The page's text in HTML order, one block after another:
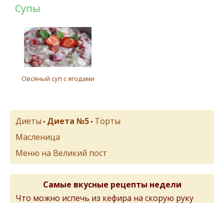
Супы
Овсяный суп с ягодами
Диеты • Диета №5 • Торты
Масленица
Меню на Великий пост
Самые вкусные рецепты недели
Что можно испечь из кефира на скорую руку